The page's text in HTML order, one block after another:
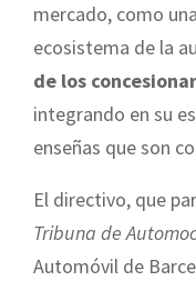
mercado, como
ecosistema de la
de los
integrando en su
enseñas que son
El directivo, que
Tribuna de
Automóvil de